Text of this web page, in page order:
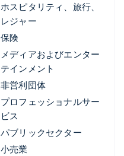
ホスピタリティ、旅行、
レジャー
保険
メディアおよびエンター
テインメント
非営利団体
プロフェッショナルサー
ビス
パブリックセクター
小売業